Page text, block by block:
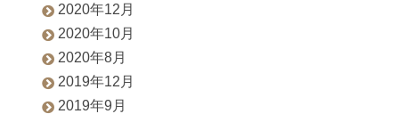
2020年12月
2020年10月
2020年8月
2019年12月
2019年9月